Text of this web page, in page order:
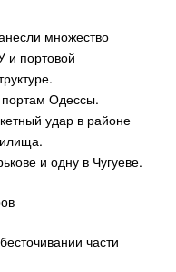
множество
и портовой
Одессы.
удар в районе
и одну в Чугуеве.
части